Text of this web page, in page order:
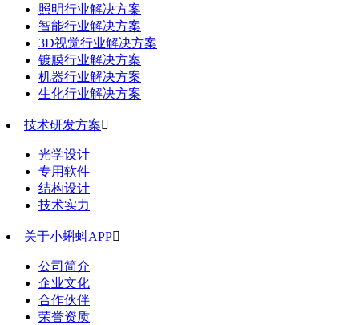
照明行业解决方案
智能行业解决方案
3D视觉行业解决方案
镀膜行业解决方案
机器行业解决方案
生化行业解决方案
技术研发方案
光学设计
专用软件
结构设计
技术实力
关于小蝌蚪APP
公司简介
企业文化
合作伙伴
荣誉资质